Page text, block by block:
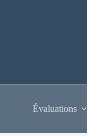
Évaluations